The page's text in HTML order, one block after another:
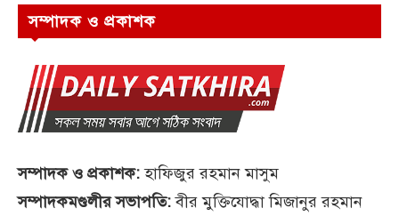
সম্পাদক ও প্রকাশক
সম্পাদক ও প্রকাশক:হাফিজুর রহমান মাসুম
সম্পাদকমণ্ডলীর সভাপতি:বীর মুক্তিযোদ্ধা মিজানুর রহমান